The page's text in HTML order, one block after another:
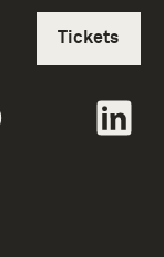
Volg social
Tickets